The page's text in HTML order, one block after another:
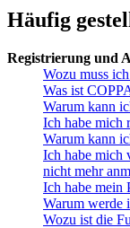
Häufig
Registrierung und
Wozu muss
Was ist
Warum kann
Ich habe mich
Warum kann
Ich habe mich
nicht mehr
Ich habe mein
Warum werde
Wozu ist die